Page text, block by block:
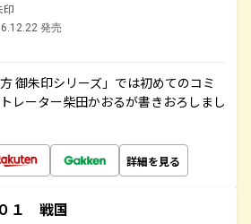
印
発売
御朱印シリーズ」では初めてのコミ
レーター柴田かおるが書きおろしまし
詳細を見る
１ 戦国